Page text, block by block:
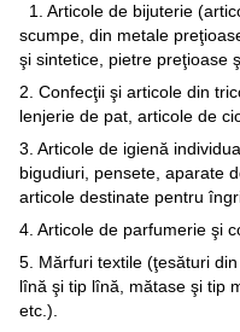
1. Articole de bijuterie
scumpe, din metale
şi sintetice, pietre preţioase
2. Confecţii şi articole din
lenjerie de pat, articole de
3. Articole de igienă
bigudiuri, pensete, aparate
articole destinate pentru
4. Articole de parfumerie şi
5. Mărfuri textile (ţesături
lînă şi tip lînă, mătase şi tip
etc.).